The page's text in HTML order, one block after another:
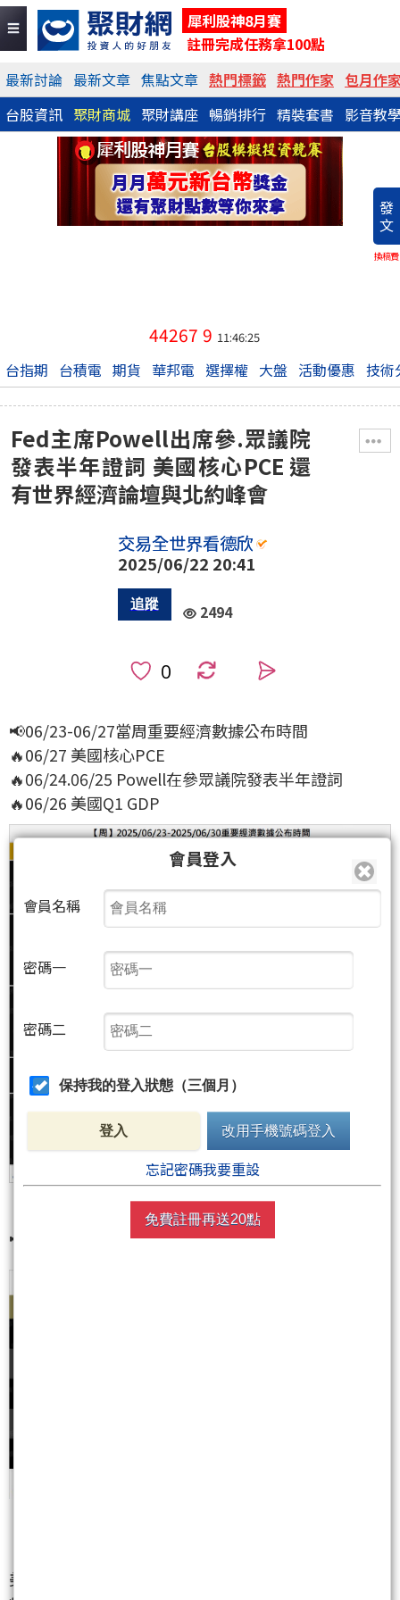
犀利股神8月賽
註冊完成任務拿100點
最新討論 最新文章 焦點文章 熱門標籤 熱門作家 包月作
台股資訊 聚財商城 聚財講座 暢銷排行 精裝套書 影音教
發
文
換稿費
44267 9 11:46:25
台指期 台積電 期貨 華邦電 選擇權 大盤 活動優惠 技術
Fed主席Powell出席參.眾議院
發表半年證詞 美國核心PCE 還
有世界經濟論壇與北約峰會
交易全世界看德欣
2025/06/22 20:41
2494
📢06/23-06/27當周重要經濟數據公布時間
🔥06/27 美國核心PCE
🔥06/24.06/25 Powell在參眾議院發表半年證詞
🔥06/26 美國Q1 GDP
📢06/23-06/27美股財報公布
美股CFD的醫療投資機會
會員登入
會員名稱
密碼一
密碼二
保持我的登入狀態（三個月）
登入 改用手機號碼登入
忘記密碼我要重設
免費註冊再送20點